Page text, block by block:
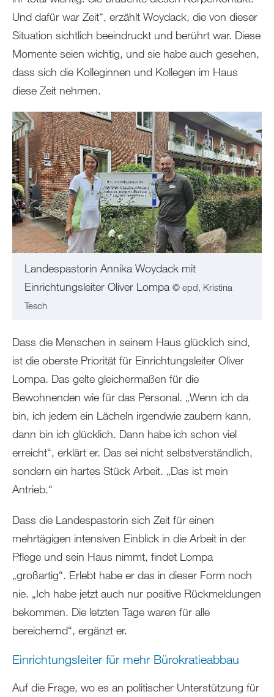
Und dafür war Zeit“, erzählt Woydack, die von dieser
Situation sichtlich beeindruckt und berührt war. Diese
Momente seien wichtig, und sie habe auch gesehen,
dass sich die Kolleginnen und Kollegen im Haus
diese Zeit nehmen.
Landespastorin Annika Woydack mit
Einrichtungsleiter Oliver Lompa © epd, Kristina
Tesch
Dass die Menschen in seinem Haus glücklich sind,
ist die oberste Priorität für Einrichtungsleiter Oliver
Lompa. Das gelte gleichermaßen für die
Bewohnenden wie für das Personal. „Wenn ich da
bin, ich jedem ein Lächeln irgendwie zaubern kann,
dann bin ich glücklich. Dann habe ich schon viel
erreicht“, erklärt er. Das sei nicht selbstverständlich,
sondern ein hartes Stück Arbeit. „Das ist mein
Antrieb.“
Dass die Landespastorin sich Zeit für einen
mehrtägigen intensiven Einblick in die Arbeit in der
Pflege und sein Haus nimmt, findet Lompa
„großartig“. Erlebt habe er das in dieser Form noch
nie. „Ich habe jetzt auch nur positive Rückmeldungen
bekommen. Die letzten Tage waren für alle
bereichernd“, ergänzt er.
Einrichtungsleiter für mehr Bürokratieabbau
Auf die Frage, wo es an politischer Unterstützung für